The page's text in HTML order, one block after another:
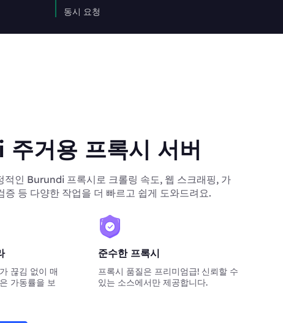
동시 요청
거용 프록시 서버
인 Burundi 프록시로 크롤링 속도, 웹 스크래핑, 가
증 등 다양한 작업을 더 빠르고 쉽게 도와드려요.
끊김 없이 매
가동률을 보
준수한 프록시
프록시 품질은 프리미엄급! 신뢰할 수
있는 소스에서만 제공합니다.